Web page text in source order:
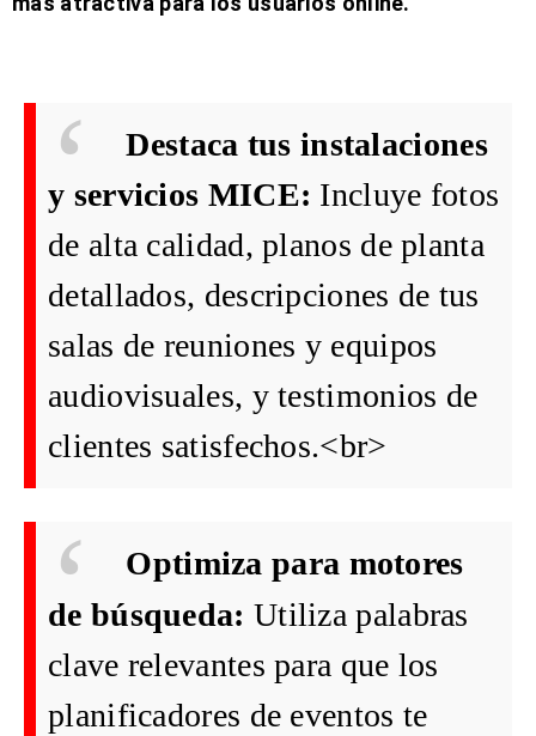
Destaca tus instalaciones
y servicios MICE: Incluye fotos
de alta calidad, planos de planta
detallados, descripciones de tus
salas de reuniones y equipos
audiovisuales, y testimonios de
clientes satisfechos.<br>
Optimiza para motores
de búsqueda: Utiliza palabras
clave relevantes para que los
planificadores de eventos te